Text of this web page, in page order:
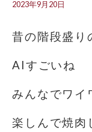
2023年9月20日
昔の階段盛り
AIすごいね
みんなでワ
楽しんで焼肉